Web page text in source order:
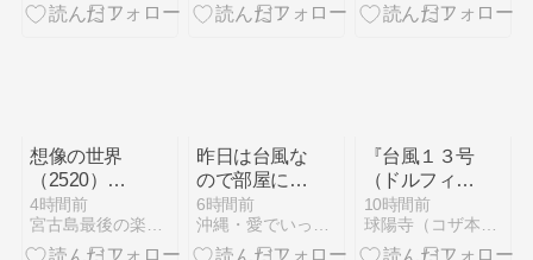
そろえる
想像の世界
（2520）便
秘の原因は食
べ過ぎのよう
だ。
4時間前
宮古島最後の楽園計画
昨日は台風な
ので部屋にこ
もって、花の
写真を眺めな
がら・・
6時間前
沖縄・愛でいっぱいの地球
『台風１３号
（ドルフィ
ン）・臨時休
業③』 球陽
寺（コザ本願
10時間前
球陽寺（コザ本願寺）・オフィシャルブログ